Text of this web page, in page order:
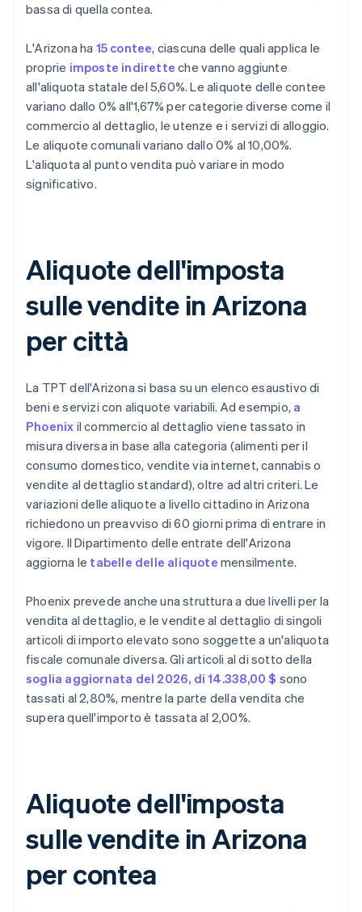
bassa di quella contea.
L'Arizona ha 15 contee, ciascuna delle quali applica le
proprie imposte indirette che vanno aggiunte
all'aliquota statale del 5,60%. Le aliquote delle contee
variano dallo 0% all'1,67% per categorie diverse come il
commercio al dettaglio, le utenze e i servizi di alloggio.
Le aliquote comunali variano dallo 0% al 10,00%.
L'aliquota al punto vendita può variare in modo
significativo.
Aliquote dell'imposta
sulle vendite in Arizona
per città
La TPT dell'Arizona si basa su un elenco esaustivo di
beni e servizi con aliquote variabili. Ad esempio, a
Phoenix il commercio al dettaglio viene tassato in
misura diversa in base alla categoria (alimenti per il
consumo domestico, vendite via internet, cannabis o
vendite al dettaglio standard), oltre ad altri criteri. Le
variazioni delle aliquote a livello cittadino in Arizona
richiedono un preavviso di 60 giorni prima di entrare in
vigore. Il Dipartimento delle entrate dell'Arizona
aggiorna le tabelle delle aliquote mensilmente.
Phoenix prevede anche una struttura a due livelli per la
vendita al dettaglio, e le vendite al dettaglio di singoli
articoli di importo elevato sono soggette a un'aliquota
fiscale comunale diversa. Gli articoli al di sotto della
soglia aggiornata del 2026, di 14.338,00 $ sono
tassati al 2,80%, mentre la parte della vendita che
supera quell'importo è tassata al 2,00%.
Aliquote dell'imposta
sulle vendite in Arizona
per contea